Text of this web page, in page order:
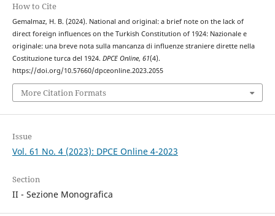
How to Cite
Gemalmaz, H. B. (2024). National and original: a brief note on the lack of
direct foreign influences on the Turkish Constitution of 1924: Nazionale e
originale: una breve nota sulla mancanza di influenze straniere dirette nella
Costituzione turca del 1924. DPCE Online, 61(4).
https://doi.org/10.57660/dpceonline.2023.2055
More Citation Formats
Issue
Vol. 61 No. 4 (2023): DPCE Online 4-2023
Section
II - Sezione Monografica